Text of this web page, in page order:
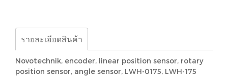
รายละเอียดสินค้า
Novotechnik, encoder, linear position sensor, rotary
position sensor, angle sensor, LWH-0175, LWH-175